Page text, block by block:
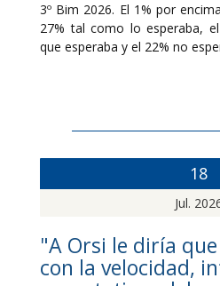
3º Bim 2026. El 1% por
27% tal como lo esperaba,
que esperaba y el 22% no
18
Jul.
"A Orsi le diría
con la velocidad,